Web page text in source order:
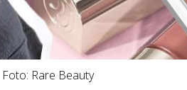
Foto: Rare Beauty